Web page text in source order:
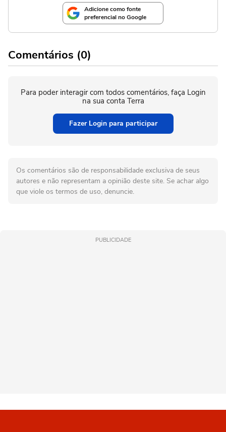
Adicione como fonte
preferencial no Google
Comentários (0)
Para poder interagir com todos comentários, faça Login
na sua conta Terra
Fazer Login para participar
Os comentários são de responsabilidade exclusiva de seus
autores e não representam a opinião deste site. Se achar algo
que viole os termos de uso, denuncie.
PUBLICIDADE